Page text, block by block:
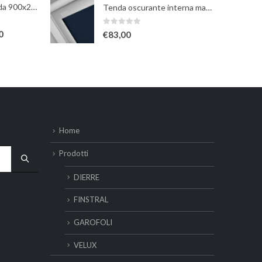
HIBRY TotalWhite da 900x2100mm Tenda oscurante interna manuale a rullo - blu scuro - per finestre misura 102
€83,00
Home
Prodotti
DIERRE
FINSTRAL
GAROFOLI
VELUX